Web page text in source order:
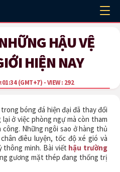
HẬU VỆ
HIỆN NAY
(GMT+7) - VIEW : 292
bóng đá hiện đại đã thay đổi
ở việc phòng ngự mà còn tham
Những ngôi sao ở hàng thủ
điêu luyện, tốc độ xé gió và
thông minh. Bài viết hậu trường
gương mặt thép đang thống trị